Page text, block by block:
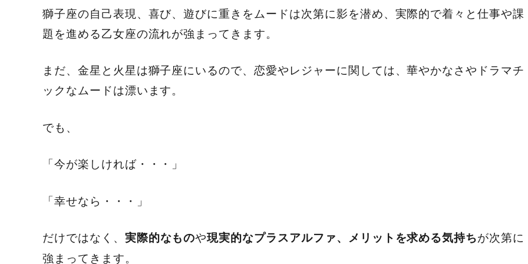
獅子座の自己表現、喜び、遊びに重きをムードは次第に影を潜め、実際的で着々と仕事や課
題を進める乙女座の流れが強まってきます。
まだ、金星と火星は獅子座にいるので、恋愛やレジャーに関しては、華やかなさやドラマチ
ックなムードは漂います。
でも、
「今が楽しければ・・・」
「幸せなら・・・」
だけではなく、 実際的なものや現実的なプラスアルファ、メリットを求める気持ちが次第に
強まってきます。